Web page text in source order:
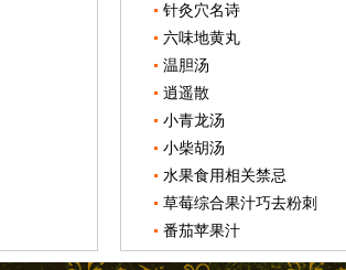
针灸穴名诗
六味地黄丸
温胆汤
逍遥散
小青龙汤
小柴胡汤
水果食用相关禁忌
草莓综合果汁巧去粉刺
番茄苹果汁